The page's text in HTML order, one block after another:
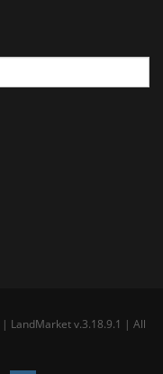
| LandMarket v.3.18.9.1 | All